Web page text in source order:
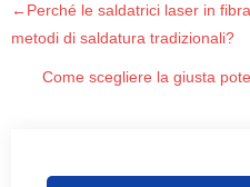
←Perché le saldatrici laser in
metodi di saldatura tradizionali?
Come scegliere la giusta